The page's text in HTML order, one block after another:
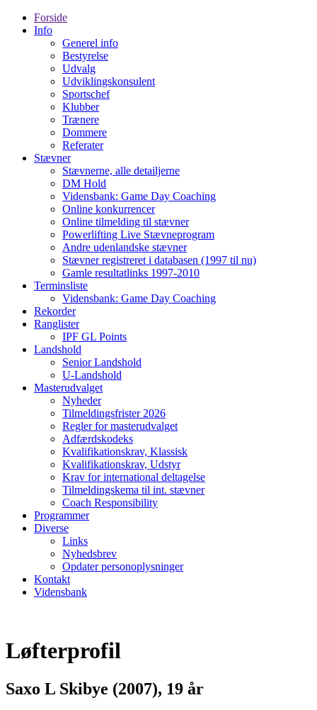
Forside
Info
Generel info
Bestyrelse
Udvalg
Udviklingskonsulent
Sportschef
Klubber
Trænere
Dommere
Referater
Stævner
Stævnerne, alle detailjerne
DM Hold
Vidensbank: Game Day Coaching
Online konkurrencer
Online tilmelding til stævner
Powerlifting Live Stævneprogram
Andre udenlandske stævner
Stævner registreret i databasen (1997 til nu)
Gamle resultatlinks 1997-2010
Terminsliste
Vidensbank: Game Day Coaching
Rekorder
Ranglister
IPF GL Points
Landshold
Senior Landshold
U-Landshold
Masterudvalget
Nyheder
Tilmeldingsfrister 2026
Regler for masterudvalget
Adfærdskodeks
Kvalifikationskrav, Klassisk
Kvalifikationskrav, Udstyr
Krav for international deltagelse
Tilmeldingskema til int. stævner
Coach Responsibility
Programmer
Diverse
Links
Nyhedsbrev
Opdater personoplysninger
Kontakt
Vidensbank
Løfterprofil
Saxo L Skibye (2007), 19 år